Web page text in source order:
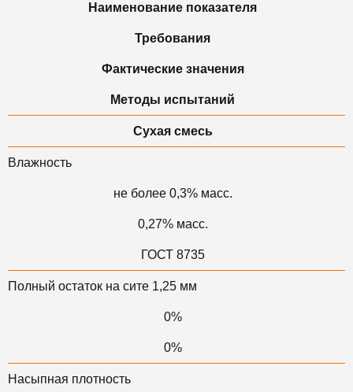
Наименование показателя
Требования
Фактические значения
Методы испытаний
Сухая смесь
Влажность
не более 0,3% масс.
0,27% масс.
ГОСТ 8735
Полный остаток на сите 1,25 мм
0%
0%
Насыпная плотность